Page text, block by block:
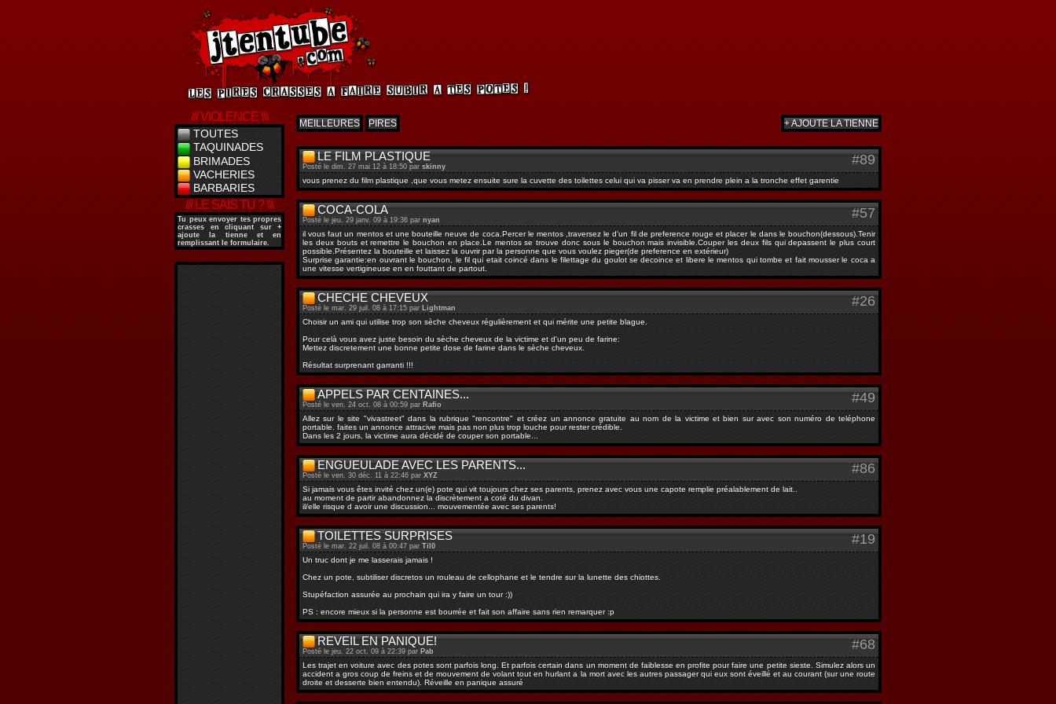
/// VIOLENCE \\\
TOUTES
TAQUINADES
BRIMADES
VACHERIES
BARBARIES
/// LE SAIS TU ? \\\
Tu peux envoyer tes propres
crasses en cliquant sur +
ajoute la tienneet en
remplissant le formulaire.
MEILLEURES PIRES + AJOUTE LA TIENNE
LE FILM PLASTIQUE
Posté le dim. 27 mai 12 à 18:50 par skinny #89
vous prenez du film plastique ,que vous metez ensuite sure la cuvette des toilettes celui qui va pisser va en prendre plein a la tronche effet garentie
COCA-COLA
Posté le jeu. 29 janv. 09 à 19:36 par nyan #57
il vous faut un mentos et une bouteille neuve de coca.Percer le mentos ,traversez le d'un fil de preference rouge et placer le dans le bouchon(dessous).Tenir
les deux bouts et remettre le bouchon en place.Le mentos se trouve donc sous le bouchon mais invisible.Couper les deux fils qui depassent le plus court
possible.Présentez la bouteille et laissez la ouvrir par la personne que vous voulez pieger(de preference en extérieur)
Surprise garantie:en ouvrant le bouchon, le fil qui etait coincé dans le filettage du goulot se decoince et libere le mentos qui tombe et fait mousser le coca a
une vitesse vertigineuse en en fouttant de partout.
CHECHE CHEVEUX
Posté le mar. 29 juil. 08 à 17:15 par Lightman #26
Choisir un ami qui utilise trop son sèche cheveux régulièrement et qui mérite une petite blague.
Pour celà vous avez juste besoin du sèche cheveux de la victime et d'un peu de farine:
Mettez discretement une bonne petite dose de farine dans le sèche cheveux.
Résultat surprenant garranti !!!
APPELS PAR CENTAINES...
Posté le ven. 24 oct. 08 à 00:59 par Rafio #49
Allez sur le site "vivastreet" dans la rubrique "rencontre" et créez un annonce gratuite au nom de la victime et bien sur avec son numéro de teléphone
portable. faites un annonce attracive mais pas non plus trop louche pour rester crédible.
Dans les 2 jours, la victime aura décidé de couper son portable...
ENGUEULADE AVEC LES PARENTS...
Posté le ven. 30 déc. 11 à 22:46 par XYZ #86
Si jamais vous êtes invité chez un(e) pote qui vit toujours chez ses parents, prenez avec vous une capote remplie préalablement de lait..
au moment de partir abandonnez la discrètement a coté du divan.
il/elle risque d avoir une discussion... mouvementée avec ses parents!
TOILETTES SURPRISES
Posté le mar. 22 juil. 08 à 00:47 par Til0 #19
Un truc dont je me lasserais jamais !
Chez un pote, subtiliser discretos un rouleau de cellophane et le tendre sur la lunette des chiottes.
Stupéfaction assurée au prochain qui ira y faire un tour :))
PS : encore mieux si la personne est bourrée et fait son affaire sans rien remarquer :p
REVEIL EN PANIQUE!
Posté le jeu. 22 oct. 09 à 22:39 par Pab #68
Les trajet en voiture avec des potes sont parfois long. Et parfois certain dans un moment de faiblesse en profite pour faire une petite sieste. Simulez alors un
accident a gros coup de freins et de mouvement de volant tout en hurlant a la mort avec les autres passager qui eux sont éveillé et au courant (sur une route
droite et desserte bien entendu). Réveille en panique assuré